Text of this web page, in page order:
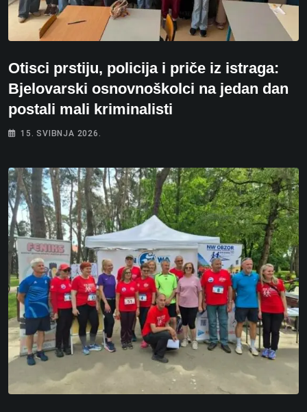
Otisci prstiju, policija i priče iz istraga:
Bjelovarski osnovnoškolci na jedan dan
postali mali kriminalisti
15. SVIBNJA 2026.